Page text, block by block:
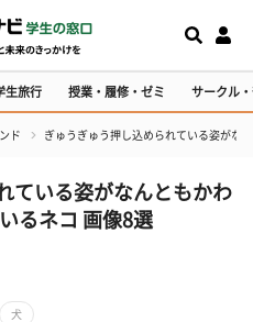
生旅行 授業・履修・ゼミ サークル
ド ぎゅうぎゅう押し込められている姿がな
ている姿がなんともかわ
るネコ 画像8選
犬